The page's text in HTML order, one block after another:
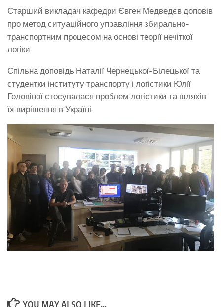
Старший викладач кафедри Євген Медведєв доповів
про метод ситуаційного управління збирально-
транспортним процесом на основі теорії нечіткої
логіки.
Спільна доповідь Наталії Чернецької-Білецької та
студентки інституту транспорту і логістики Юлії
Головіної стосувалася проблем логістики та шляхів
їх вирішення в Україні.
YOU MAY ALSO LIKE...